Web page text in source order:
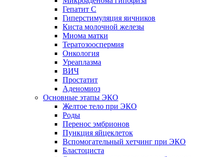
Гепатит С
Гиперстимуляция яичников
Киста молочной железы
Миома матки
Тератозооспермия
Онкология
Уреаплазма
ВИЧ
Простатит
Аденомиоз
Основные этапы ЭКО
Желтое тело при ЭКО
Роды
Перенос эмбрионов
Пункция яйцеклеток
Вспомогательный хетчинг при ЭКО
Бластоциста